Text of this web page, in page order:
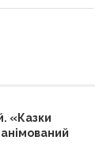
«Казки